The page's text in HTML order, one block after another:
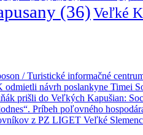
(36)Veľké
/ Turistické informačné
odmietli návrh poslankyne Timei
prišli do Veľkých Kapušian:
Príbeh poľovného
z PZ LIGET Veľké